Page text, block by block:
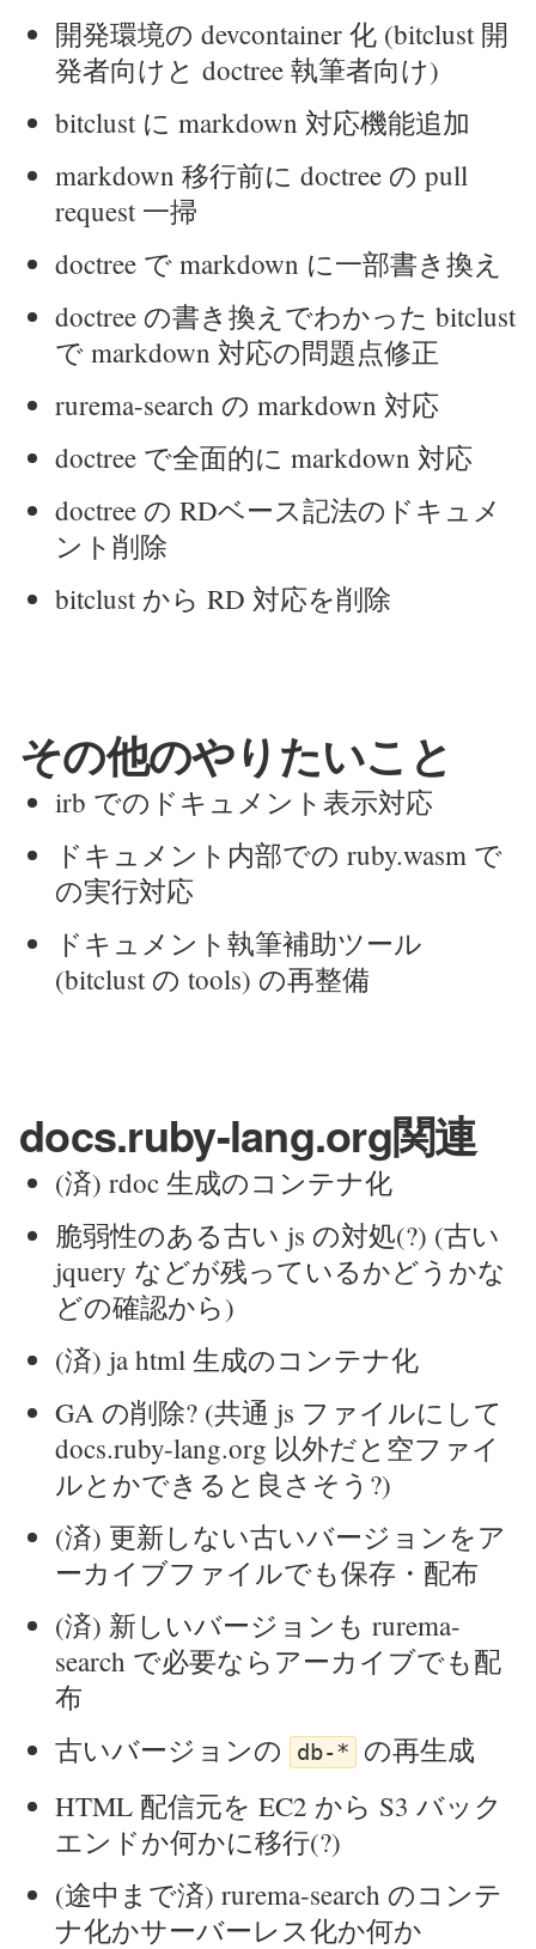
開発環境の devcontainer 化 (bitclust 開
発者向けと doctree 執筆者向け)
bitclust に markdown 対応機能追加
markdown 移行前に doctree の pull
request 一掃
doctree で markdown に一部書き換え
doctree の書き換えでわかった bitclust
で markdown 対応の問題点修正
rurema-search の markdown 対応
doctree で全面的に markdown 対応
doctree の RDベース記法のドキュメ
ント削除
bitclust から RD 対応を削除
その他のやりたいこと
irb でのドキュメント表示対応
ドキュメント内部での ruby.wasm で
の実行対応
ドキュメント執筆補助ツール
(bitclust の tools) の再整備
docs.ruby-lang.org関連
(済) rdoc 生成のコンテナ化
脆弱性のある古い js の対処(?) (古い
jquery などが残っているかどうかな
どの確認から)
(済) ja html 生成のコンテナ化
GA の削除? (共通 js ファイルにして
docs.ruby-lang.org 以外だと空ファイ
ルとかできると良さそう?)
(済) 更新しない古いバージョンをア
ーカイブファイルでも保存・配布
(済) 新しいバージョンも rurema-
search で必要ならアーカイブでも配
布
古いバージョンの
db-*
の再生成
HTML 配信元を EC2 から S3 バック
エンドか何かに移行(?)
(途中まで済) rurema-search のコンテ
ナ化かサーバーレス化か何か